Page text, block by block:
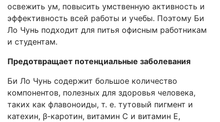
освежить ум, повысить умственную активность и
эффективность всей работы и учебы. Поэтому Би
Ло Чунь подходит для питья офисным работникам
и студентам.
Предотвращает потенциальные заболевания
Би Ло Чунь содержит большое количество
компонентов, полезных для здоровья человека,
таких как флавоноиды, т. е. тутовый пигмент и
катехин, β-каротин, витамин С и витамин Е,